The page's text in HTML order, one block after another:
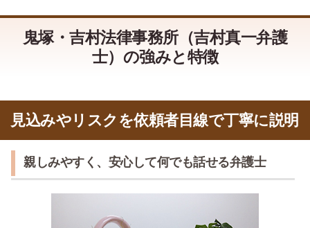
鬼塚・吉村法律事務所（吉村真一弁護
士）の強みと特徴
見込みやリスクを依頼者目線で丁寧に説明
親しみやすく、安心して何でも話せる弁護士